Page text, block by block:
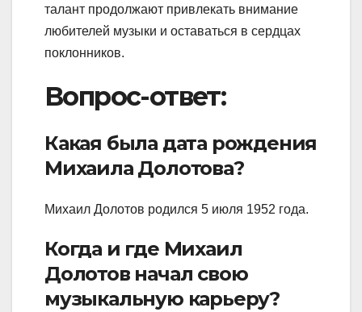
талант продолжают привлекать внимание
любителей музыки и оставаться в сердцах
поклонников.
Вопрос-ответ:
Какая была дата рождения
Михаила Долотова?
Михаил Долотов родился 5 июля 1952 года.
Когда и где Михаил
Долотов начал свою
музыкальную карьеру?